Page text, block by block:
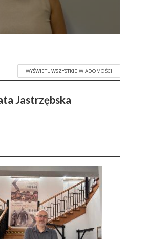
WYŚWIETL WSZYSTKIE WIADOMOŚCI
Jastrzębska